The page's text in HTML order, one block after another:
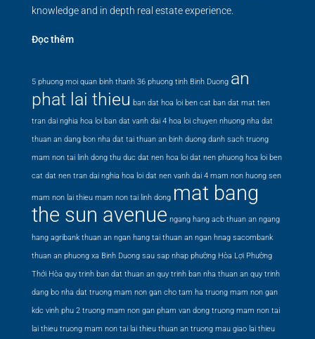
knowledge and in depth real estate experience.
Đọc thêm
5 phuong moi quan binh thanh 36 phuong tinh Binh Duong an
phat lai thieu ban dat hoa loi ben cat ban dat mat tien
tran dai nghia hoa loi ban dat vanh dai 4 hoa loi chuyen nhuong nha dat
thuan an dang bon nha dat tai thuan an binh duong danh sach truong
mam non tai linh dong thu duc dat nen hoa loi dat nen phuong hoa loi ben
cat dat nen tran dai nghia hoa loi dat nen vanh dai 4 mam non huong sen
mam non lai thieu mam non tai linh dong mat bang
the sun avenue ngang hang acb thuan an ngang
hang agribank thuan an ngan hang tai thuan an ngan hnag sacombank
thuan an phuong xa Binh Duong sau sap nhap phường Hòa Lợi Phường
Thới Hòa quy trinh ban dat thuan an quy trinh ban nha thuan an quy trinh
dang bo nha dat truong mam non gan cho tam ha truong mam non gan
kdc vinh phu 2 truong mam non gan pham van dong truong mam non tai
lai thieu truong mam non tai lai thieu thuan an truong mau giao lai thieu